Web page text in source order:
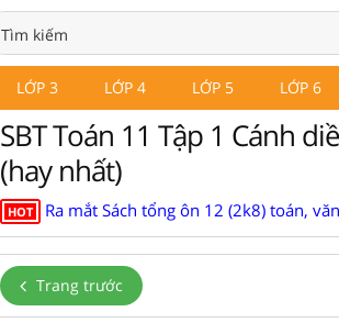
LỚP 3 LỚP 4 LỚP 5 LỚP 6
SBT Toán 11 Tập 1 Cánh
(hay nhất)
HOT Ra mắt Sách tổng ôn 12 (2k8) toán,
Trang trước